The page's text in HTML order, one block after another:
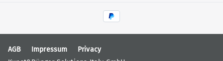
AGB Impressum
Privacy